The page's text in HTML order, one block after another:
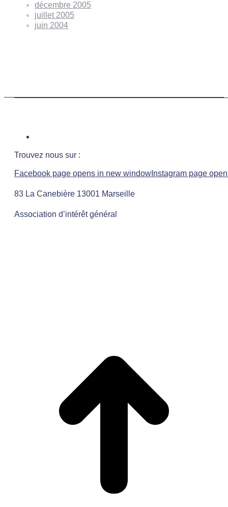
décembre 2005
juillet 2005
juin 2004
Trouvez nous sur :
Facebook page opens in new window Instagram page
83 La Canebière 13001 Marseille
Association d’intérêt général